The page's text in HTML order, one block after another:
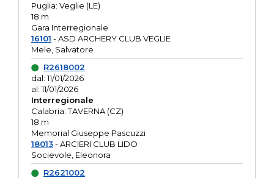
Puglia: Veglie (LE)
18 m
Gara Interregionale
16101 - ASD ARCHERY CLUB VEGLIE
Mele, Salvatore
R2618002
dal: 11/01/2026
al: 11/01/2026
Interregionale
Calabria: TAVERNA (CZ)
18 m
Memorial Giuseppe Pascuzzi
18013- ARCIERI CLUB LIDO
Socievole, Eleonora
R2621002